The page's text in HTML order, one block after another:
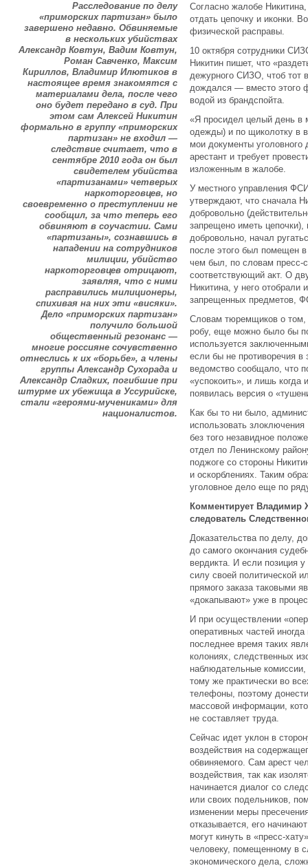
Расследование по делу
«приморских партизан» было
завершено недавно. Обвиняемые
в нескольких убийствах
Александр Ковтун, Вадим Ковтун,
Роман Савченко, Максим
Кириллов, Владимир Илютиков в
настоящее время знакомятся с
материалами дела, после чего
оно будет передано в суд. При
этом сам Алексей Никитин
формально в группу «приморских
партизан» не входил —
следствие считает, что в
сентябре 2010 года он был
свидетелем убийства
«партизанами» четверых
наркоторговцев, но
своевременно о преступлении не
сообщил, за что теперь его
обвиняют в соучастии. Сами
«партизаны», сознавшись в
нападении на сотрудников
милиции, убийство
наркоторговцев отрицают,
заявляя, что с ними
расправились милиционеры,
спихивая на них эти «висяки».
Дело «приморских партизан»
получило большой
общественный резонанс —
многие россияне сочувственно
отнеслись к их «борьбе», а члены
группы Александр Сухорада и
Александр Сладких, погибшие при
штурме их убежища в Уссурийске,
стали «героями-мучениками» для
националистов.
Согласно жалобе Никитина,
отдать цепочку и иконки.
физической расправы.
10 октября сотрудники
Никитин пишет, что
дежурного СИЗО, чтоб тот
дождался — вместо этого
водой из брандспойта.
«Я просидел целый день в
одежды) и по щиколотку в
мои документы
арестант и требует
изложенным в жалобе.
У местного управления
утверждают, что сначала
добровольно
запрещено иметь цепочки),
добровольно, начал
после этого был помещен
чем был, по словам пресс-
соответствующий акт. О
Никитина, у него отобрали
запрещенных предметов,
Словам тюремщиков о том,
робу, еще можно было бы
используется
если бы не противоречия
ведомство сообщало, что
«успокоить», и лишь когда
появилась версия о
Как бы то ни было,
использовать
без того незавидное
отдел по Ленинскому
поджоге со стороны
и оскорблениях. Таким
уголовное дело еще по
Комментирует Владимир
следователь
Доказательства по делу,
до самого окончания
вердикта. И если позиция
силу своей политической
прямого заказа таковыми
«докапывают» уже в
И при осуществлении
оперативных частей
последнее время таких
колониях, следственных
наблюдательные
тому же практически во
телефоны, поэтому
массовой информации,
не составляет труда.
Сейчас идет уклон в
воздействия на
обвиняемого. Сам арест
воздействия, так как
начинается диалог со
или своих подельников,
изменении меры
отказывается, его
могут кинуть в «пресс-
человеку, помещенному в
экономического дела,